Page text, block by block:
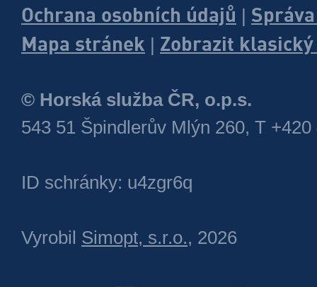
Ochrana osobních údajů
Mapa stránek
Zobrazit
© Horská služba ČR, o.p.s.
543 51 Špindlerův Mlýn 260, T +420
ID schránky: u4zgr6q
Vyrobil Simopt, s.r.o., 2026